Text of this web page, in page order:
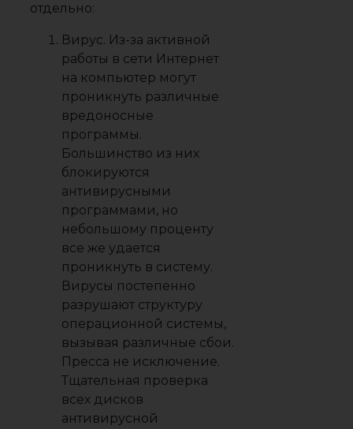
отдельно:
Вирус. Из-за активной
работы в сети Интернет
на компьютер могут
проникнуть различные
вредоносные
программы.
Большинство из них
блокируются
антивирусными
программами, но
небольшому проценту
все же удается
проникнуть в систему.
Вирусы постепенно
разрушают структуру
операционной системы,
вызывая различные сбои.
Пресса не исключение.
Тщательная проверка
всех дисков
антивирусной